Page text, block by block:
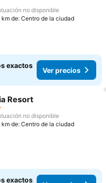
no disponible
de: Centro de la ciudad
exactos
Ver precios
a favoritos
Resort
no disponible
de: Centro de la ciudad
exactos